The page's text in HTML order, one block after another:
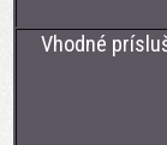
Vhodné